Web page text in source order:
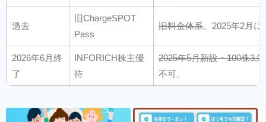
過去
旧ChargeSPOT
Pass
旧料金体系。2025年2月
2026年6月終
了
INFORICH株主優
待
2025年5月新設・100株
不可。